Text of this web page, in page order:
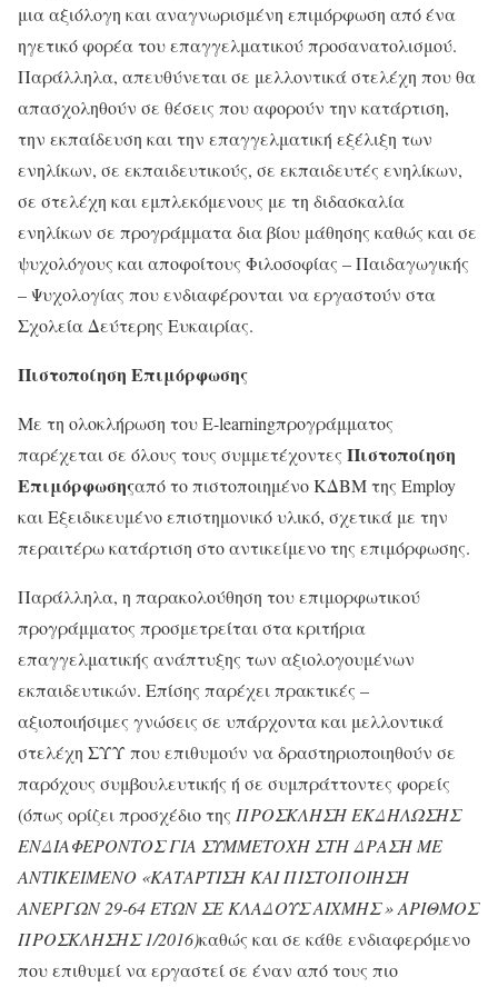
μια αξιόλογη και αναγνωρισμένη επιμόρφωση από ένα
ηγετικό φορέα του επαγγελματικού προσανατολισμού.
Παράλληλα, απευθύνεται σε μελλοντικά στελέχη που θα
απασχοληθούν σε θέσεις που αφορούν την κατάρτιση,
την εκπαίδευση και την επαγγελματική εξέλιξη των
ενηλίκων, σε εκπαιδευτικούς, σε εκπαιδευτές ενηλίκων,
σε στελέχη και εμπλεκόμενους με τη διδασκαλία
ενηλίκων σε προγράμματα δια βίου μάθησης καθώς και σε
ψυχολόγους και αποφοίτους Φιλοσοφίας – Παιδαγωγικής
– Ψυχολογίας που ενδιαφέρονται να εργαστούν στα
Σχολεία Δεύτερης Ευκαιρίας.
Πιστοποίηση Επιμόρφωσης
Με τη ολοκλήρωση του E-learningπρογράμματος
παρέχεται σε όλους τους συμμετέχοντες Πιστοποίηση
Επιμόρφωσηςαπό το πιστοποιημένο ΚΔΒΜ της Employ
και Εξειδικευμένο επιστημονικό υλικό, σχετικά με την
περαιτέρω κατάρτιση στο αντικείμενο της επιμόρφωσης.
Παράλληλα, η παρακολούθηση του επιμορφωτικού
προγράμματος προσμετρείται στα κριτήρια
επαγγελματικής ανάπτυξης των αξιολογουμένων
εκπαιδευτικών. Επίσης παρέχει πρακτικές –
αξιοποιήσιμες γνώσεις σε υπάρχοντα και μελλοντικά
στελέχη ΣΥΥ που επιθυμούν να δραστηριοποιηθούν σε
παρόχους συμβουλευτικής ή σε συμπράττοντες φορείς
(όπως ορίζει προσχέδιο της ΠΡΟΣΚΛΗΣΗ ΕΚΔΗΛΩΣΗΣ
ΕΝΔΙΑΦΕΡΟΝΤΟΣ ΓΙΑ ΣΥΜΜΕΤΟΧΗ ΣΤΗ ΔΡΑΣΗ ΜΕ
ΑΝΤΙΚΕΙΜΕΝΟ «ΚΑΤΑΡΤΙΣΗ ΚΑΙ ΠΙΣΤΟΠΟΙΗΣΗ
ΑΝΕΡΓΩΝ 29-64 ΕΤΩΝ ΣΕ ΚΛΑΔΟΥΣ ΑΙΧΜΗΣ » ΑΡΙΘΜΟΣ
ΠΡΟΣΚΛΗΣΗΣ 1/2016)καθώς και σε κάθε ενδιαφερόμενο
που επιθυμεί να εργαστεί σε έναν από τους πιο